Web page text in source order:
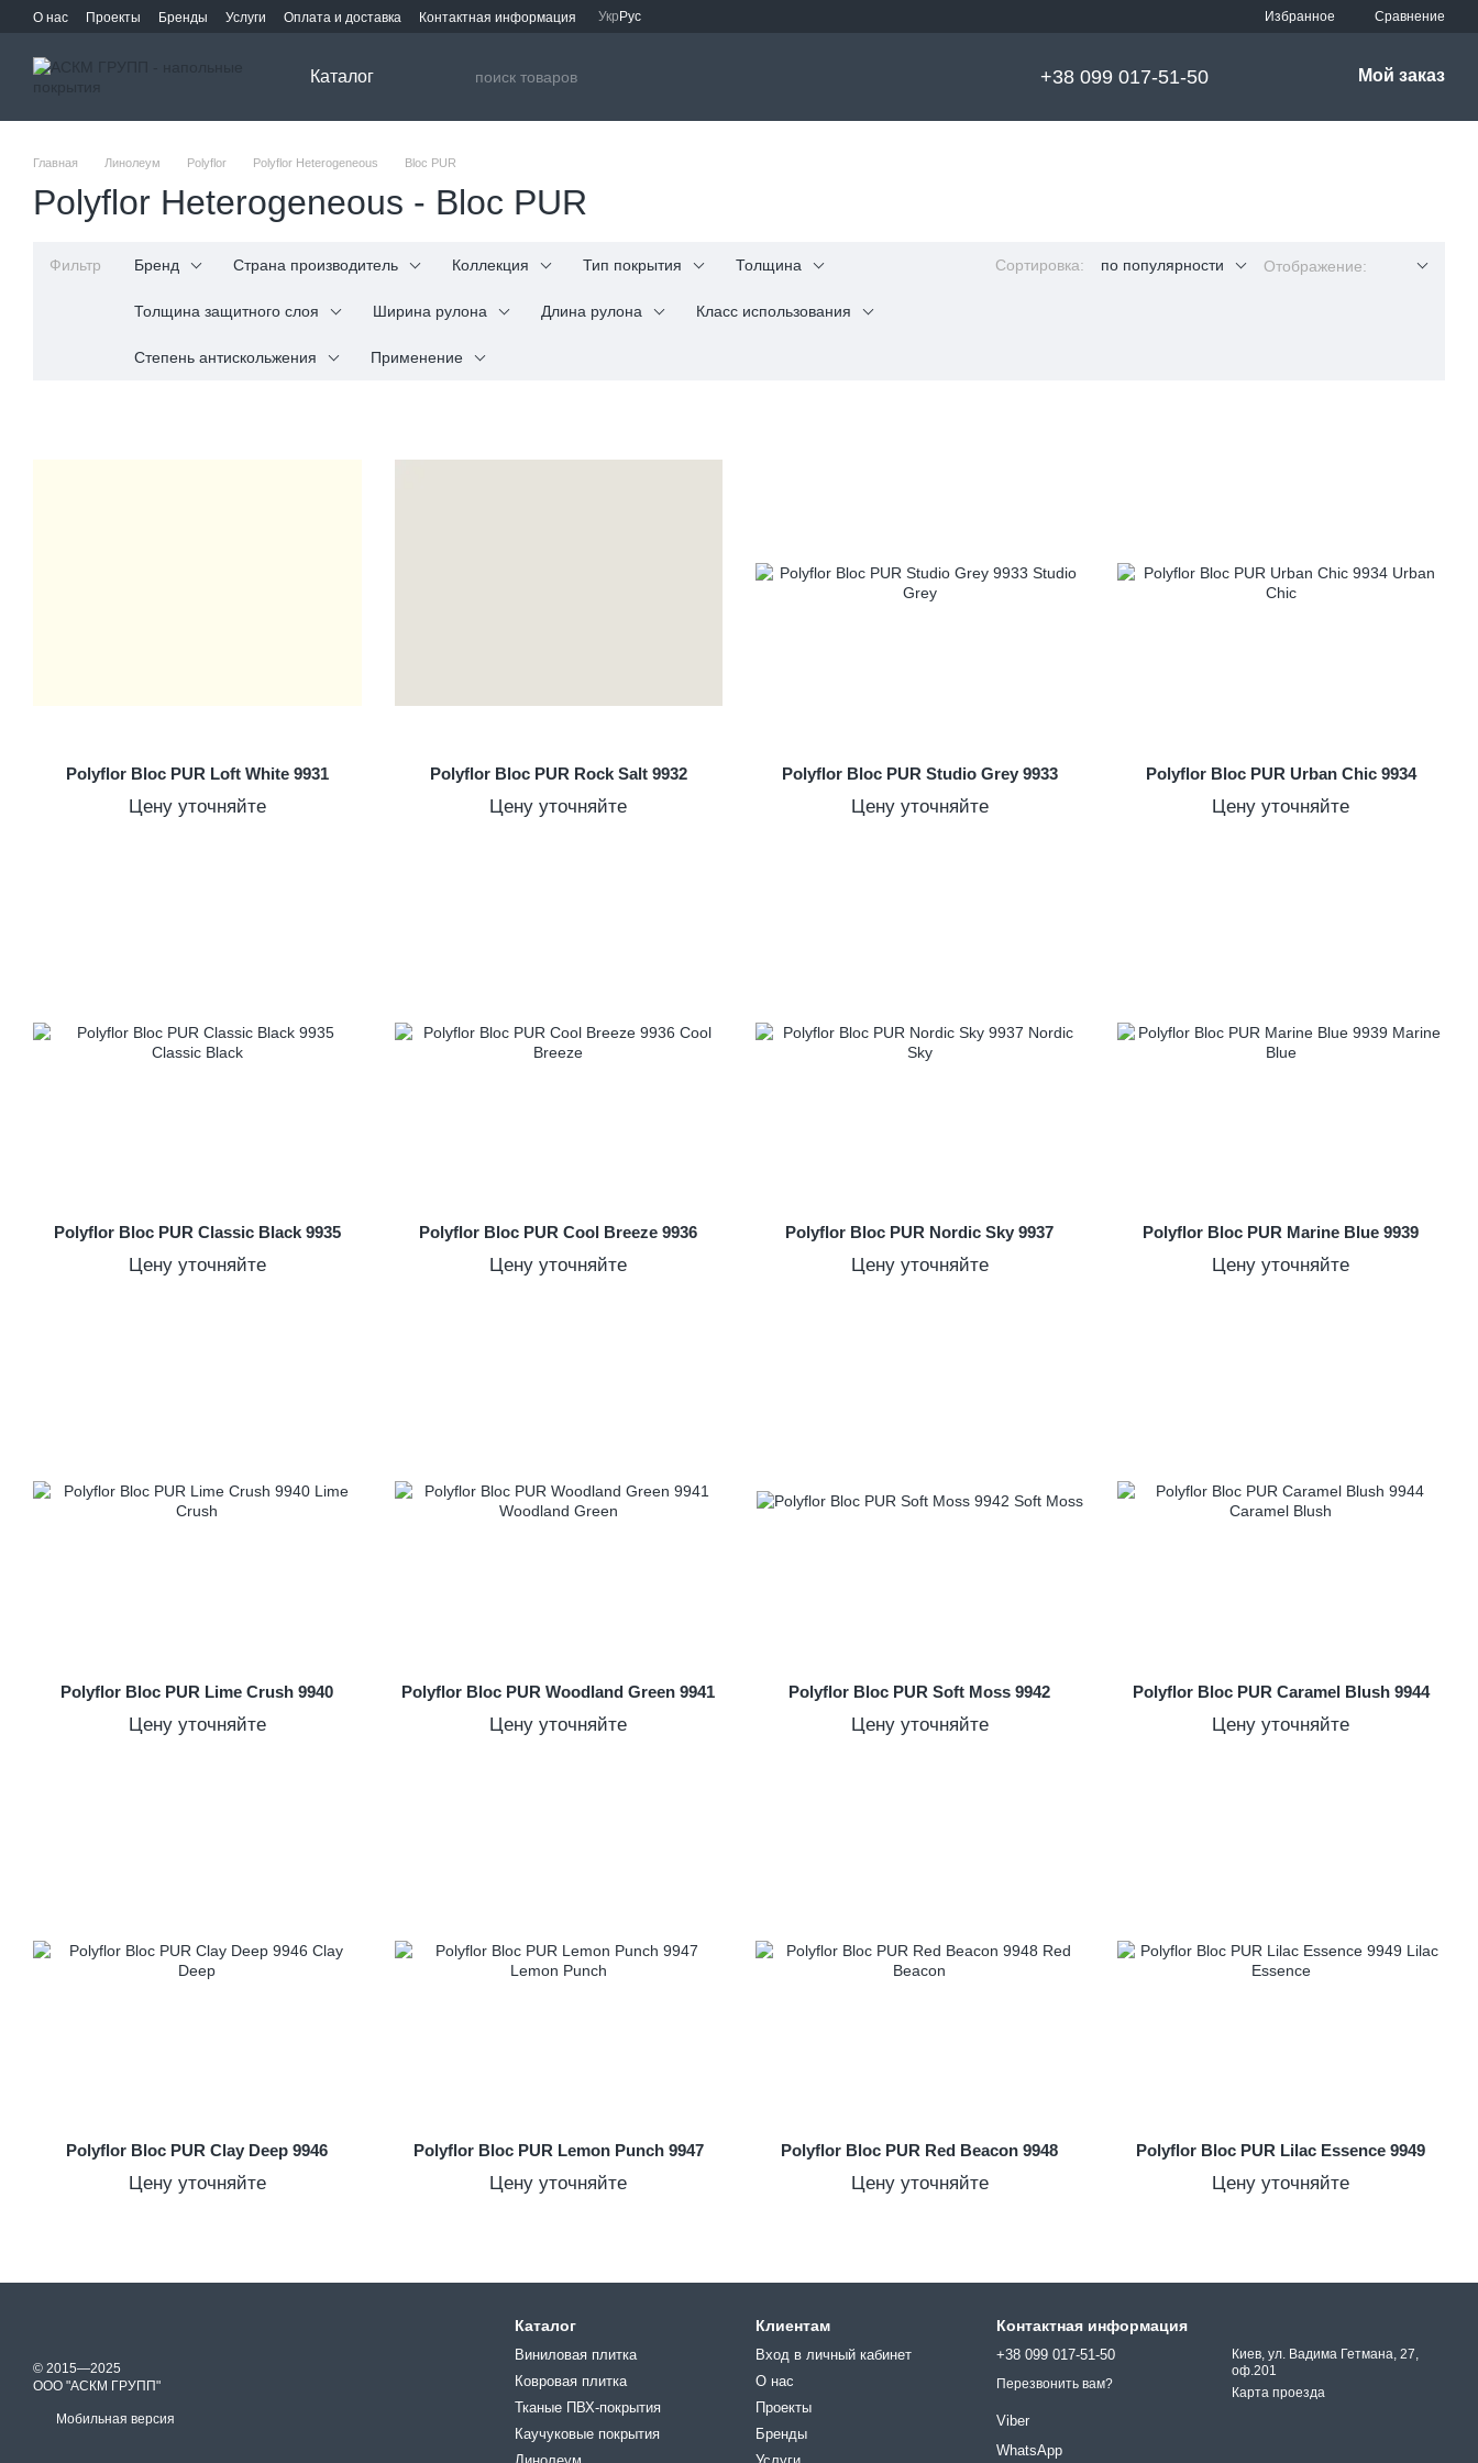
Перейти к основному контенту
О нас Проекты Бренды Услуги Оплата и доставка Контактная информация Укр Рус Избранное Сравнение
Каталог +38 099 017-51-50 Мой заказ
Главная Линолеум Polyflor Polyflor Heterogeneous Bloc PUR
Polyflor Heterogeneous - Bloc PUR
Фильтр Бренд Страна производитель Коллекция Тип покрытия Толщина
Толщина защитного слоя Ширина рулона Длина рулона Класс использования
Степень антискольжения Применение
Сортировка: по популярности Отображение:
Polyflor Bloc PUR Loft White 9931
Цену уточняйте
Polyflor Bloc PUR Rock Salt 9932
Цену уточняйте
Polyflor Bloc PUR Studio Grey 9933
Цену уточняйте
Polyflor Bloc PUR Urban Chic 9934
Цену уточняйте
Polyflor Bloc PUR Classic Black 9935
Цену уточняйте
Polyflor Bloc PUR Cool Breeze 9936
Цену уточняйте
Polyflor Bloc PUR Nordic Sky 9937
Цену уточняйте
Polyflor Bloc PUR Marine Blue 9939
Цену уточняйте
Polyflor Bloc PUR Lime Crush 9940
Цену уточняйте
Polyflor Bloc PUR Woodland Green 9941
Цену уточняйте
Polyflor Bloc PUR Soft Moss 9942
Цену уточняйте
Polyflor Bloc PUR Caramel Blush 9944
Цену уточняйте
Polyflor Bloc PUR Clay Deep 9946
Цену уточняйте
Polyflor Bloc PUR Lemon Punch 9947
Цену уточняйте
Polyflor Bloc PUR Red Beacon 9948
Цену уточняйте
Polyflor Bloc PUR Lilac Essence 9949
Цену уточняйте
© 2015—2025
ООО "АСКМ ГРУПП"
Мобильная версия
Каталог
Виниловая плитка
Ковровая плитка
Тканые ПВХ-покрытия
Каучуковые покрытия
Клиентам
Вход в личный кабинет
О нас
Проекты
Бренды
Контактная информация
+38 099 017-51-50
Перезвонить вам?
Viber
WhatsApp
Киев, ул. Вадима Гетмана, 27,
оф.201
Карта проезда